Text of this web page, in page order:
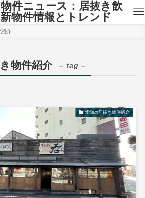
件ニュース：居抜き飲
物件情報とトレンド
紹介
物件紹介 – tag –
愛知の居抜き物件紹介